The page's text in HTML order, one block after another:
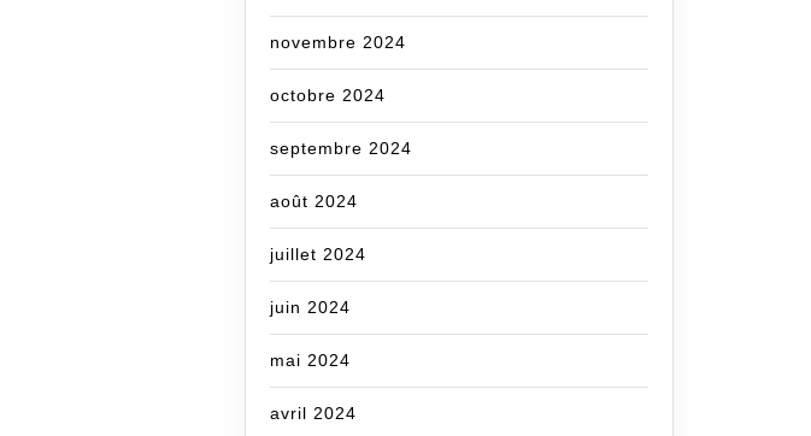
novembre 2024
octobre 2024
septembre 2024
août 2024
juillet 2024
juin 2024
mai 2024
avril 2024